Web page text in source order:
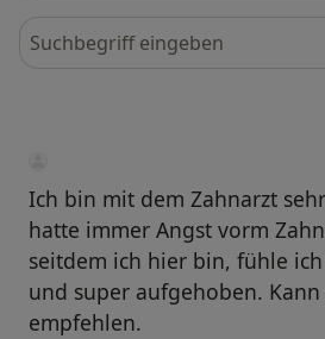
Bewertungen durchsuchen
Ich bin mit dem Zahnarzt
hatte immer Angst vorm
seitdem ich hier bin, fühle
und super aufgehoben.
empfehlen.